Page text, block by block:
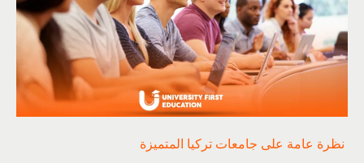
نظرة عامة على جامعات تركيا المتميزة